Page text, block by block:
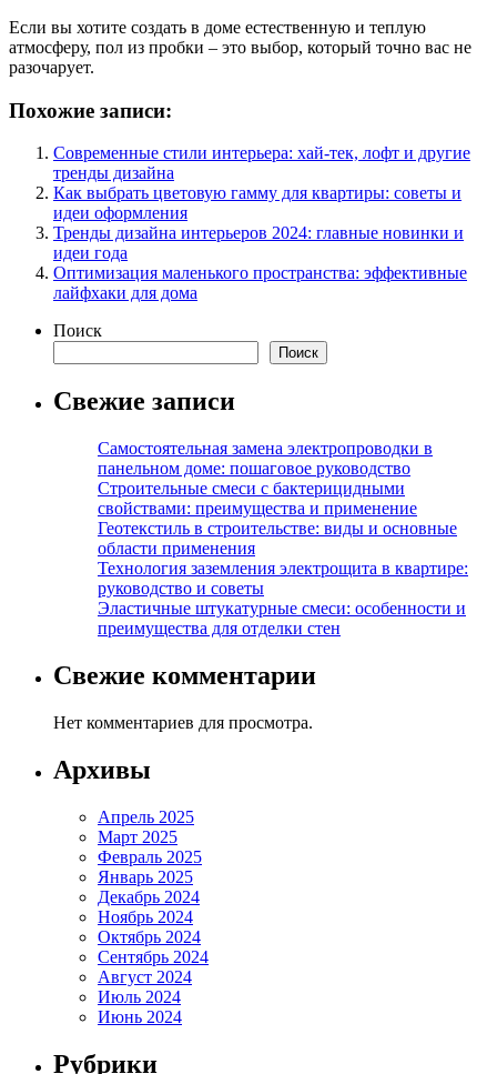
Если вы хотите создать в доме естественную и теплую
атмосферу, пол из пробки – это выбор, который точно вас не
разочарует.
Похожие записи:
Современные стили интерьера: хай-тек, лофт и другие
тренды дизайна
Как выбрать цветовую гамму для квартиры: советы и
идеи оформления
Тренды дизайна интерьеров 2024: главные новинки и
идеи года
Оптимизация маленького пространства: эффективные
лайфхаки для дома
Поиск
Поиск
Свежие записи
Самостоятельная замена электропроводки в
панельном доме: пошаговое руководство
Строительные смеси с бактерицидными
свойствами: преимущества и применение
Геотекстиль в строительстве: виды и основные
области применения
Технология заземления электрощита в квартире:
руководство и советы
Эластичные штукатурные смеси: особенности и
преимущества для отделки стен
Свежие комментарии
Нет комментариев для просмотра.
Архивы
Апрель 2025
Март 2025
Февраль 2025
Январь 2025
Декабрь 2024
Ноябрь 2024
Октябрь 2024
Сентябрь 2024
Август 2024
Июль 2024
Июнь 2024
Рубрики